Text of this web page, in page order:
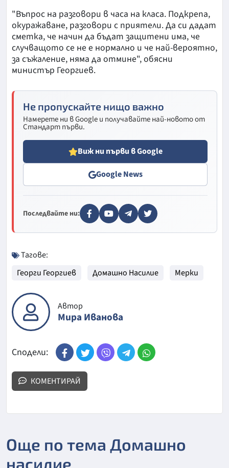
"Въпрос на разговори в часа на класа. Подкрепа,
окуражаване, разговори с приятели. Да си дадат
сметка, че начин да бъдат защитени има, че
случващото се не е нормално и че най-вероятно,
за съжаление, няма да отмине", обясни
министър Георгиев.
Не пропускайте нищо важно
Намерете ни в Google и получавайте най-новото от
Стандарт първи.
Виж ни първи в Google
Google News
Последвайте ни:
Тагове:
Георги Георгиев
Домашно Насилие Мерки
Автор
Мира Иванова
Сподели:
КОМЕНТИРАЙ
Още по тема Домашно
насилие